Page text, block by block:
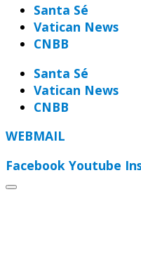
Santa Sé
Vatican News
CNBB
Santa Sé
Vatican News
CNBB
WEBMAIL
Facebook Youtube